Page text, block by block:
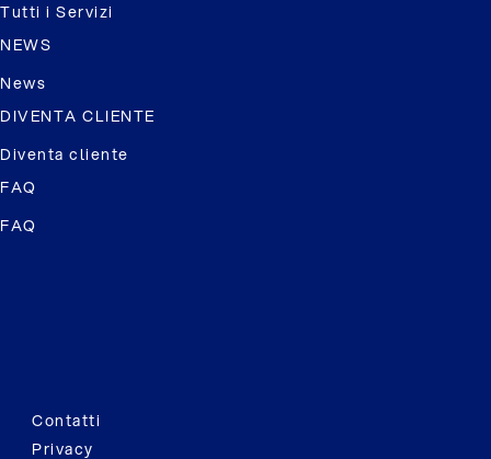
Tutti i Servizi
NEWS
News
DIVENTA CLIENTE
Diventa cliente
FAQ
FAQ
Contatti
Privacy